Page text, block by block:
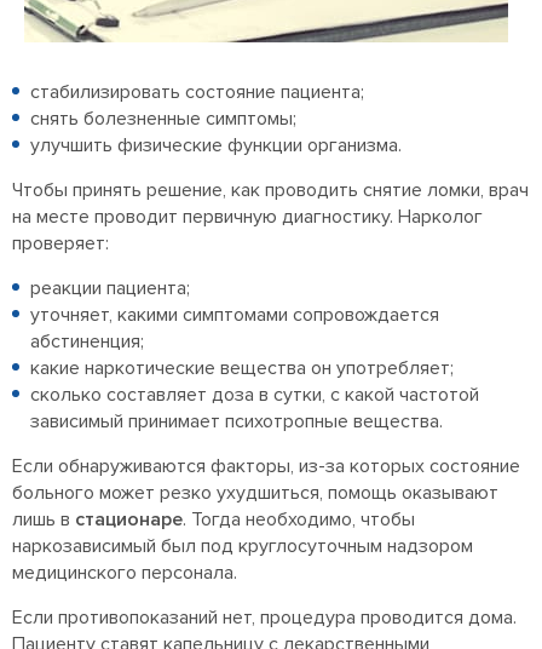
стабилизировать состояние пациента;
снять болезненные симптомы;
улучшить физические функции организма.
Чтобы принять решение, как проводить снятие ломки, врач
на месте проводит первичную диагностику. Нарколог
проверяет:
реакции пациента;
уточняет, какими симптомами сопровождается
абстиненция;
какие наркотические вещества он употребляет;
сколько составляет доза в сутки, с какой частотой
зависимый принимает психотропные вещества.
Если обнаруживаются факторы, из-за которых состояние
больного может резко ухудшиться, помощь оказывают
лишь в стационаре. Тогда необходимо, чтобы
наркозависимый был под круглосуточным надзором
медицинского персонала.
Если противопоказаний нет, процедура проводится дома.